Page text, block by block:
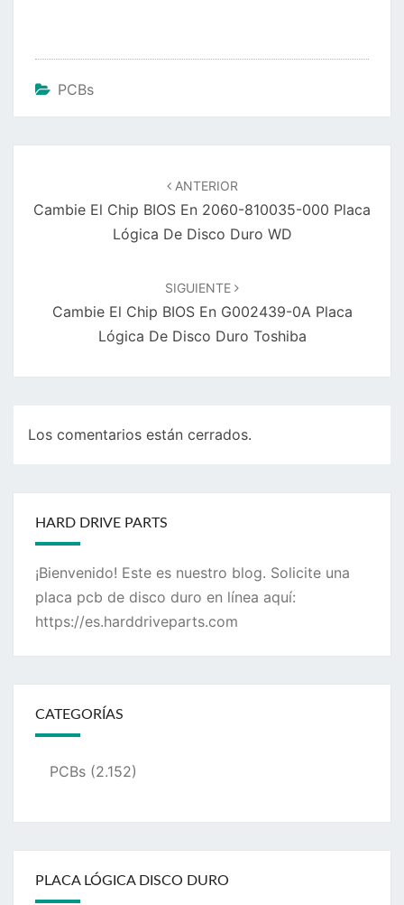
PCBs
entradas
ANTERIOR
Cambie El Chip BIOS En 2060-810035-000 Placa
Lógica De Disco Duro WD
SIGUIENTE
Cambie El Chip BIOS En G002439-0A Placa
Lógica De Disco Duro Toshiba
Los comentarios están cerrados.
HARD DRIVE PARTS
¡Bienvenido! Este es nuestro blog. Solicite una
placa pcb de disco duro en línea aquí:
https://es.harddriveparts.com
CATEGORÍAS
PCBs (2.152)
PLACA LÓGICA DISCO DURO